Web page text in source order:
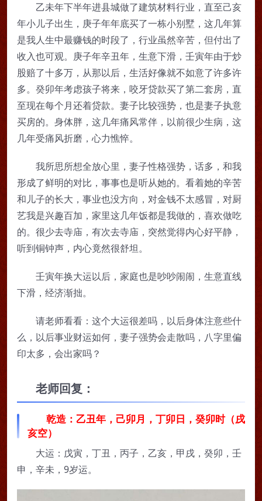
乙未年下半年进县城做了建筑材料行业，直至己亥
年小儿子出生，庚子年年底买了一栋小别墅，这几年算
是我人生中最赚钱的时段了，行业虽然辛苦，但付出了
收入也可观。庚子年辛丑年，生意下滑，壬寅年由于炒
股赔了十多万，从那以后，生活好像就不如意了许多许
多。癸卯年考虑孩子将来，咬牙贷款买了第二套房，直
至现在每个月还着贷款。妻子比较强势，也是妻子执意
买房的。身体胖，这几年痛风常伴，以前很少生病，这
几年受痛风折磨，心力憔悴。
我所思所想全放心里，妻子性格强势，话多，和我
形成了鲜明的对比，事事也是听从她的。看着她的辛苦
和儿子的长大，事业也没方向，对金钱不太感冒，对厨
艺我是兴趣百加，家里这几年饭都是我做的，喜欢做吃
的。很少去寺庙，有次去寺庙，突然觉得内心好平静，
听到铜钟声，内心竟然很舒坦。
壬寅年换大运以后，家庭也是吵吵闹闹，生意直线
下滑，经济渐拙。
请老师看看：这个大运很差吗，以后身体注意些什
么，以后事业财运如何，妻子强势会走散吗，八字里偏
印太多，会出家吗？
老师回复：
乾造：乙丑年，己卯月，丁卯日，癸卯时（戌
亥空）
大运：戊寅，丁丑，丙子，乙亥，甲戌，癸卯，壬
申，辛未，9岁运。